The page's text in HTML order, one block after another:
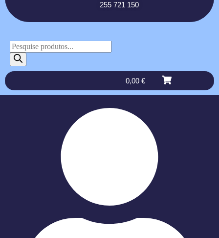
255 721 150
0,00 €